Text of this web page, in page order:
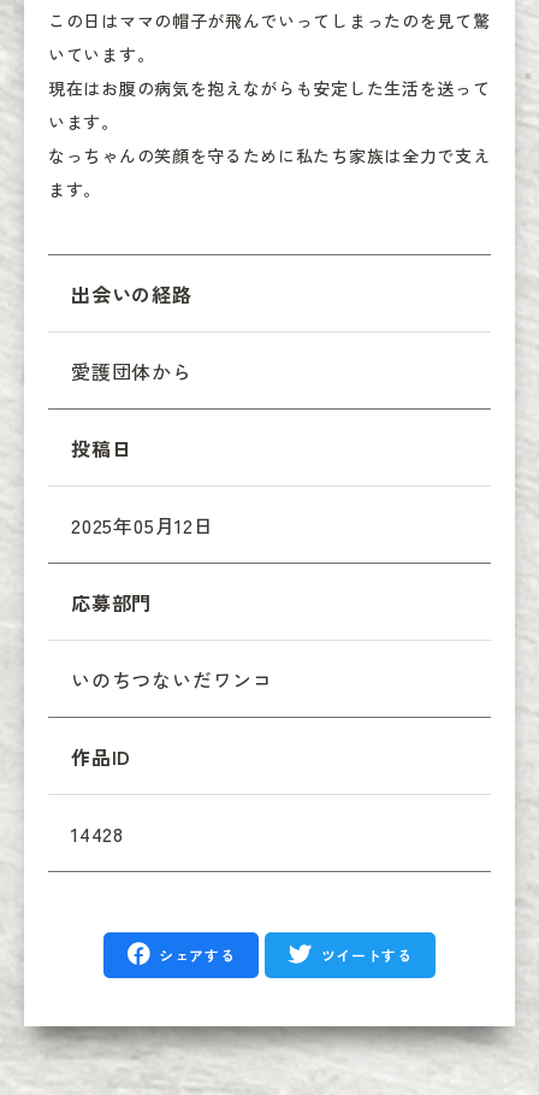
この日はママの帽子が飛んでいってしまったのを見て驚
いています。
現在はお腹の病気を抱えながらも安定した生活を送って
います。
なっちゃんの笑顔を守るために私たち家族は全力で支え
ます。
出会いの経路
愛護団体から
投稿日
2025年05月12日
応募部門
いのちつないだワンコ
作品ID
14428
シェアする ツイートする